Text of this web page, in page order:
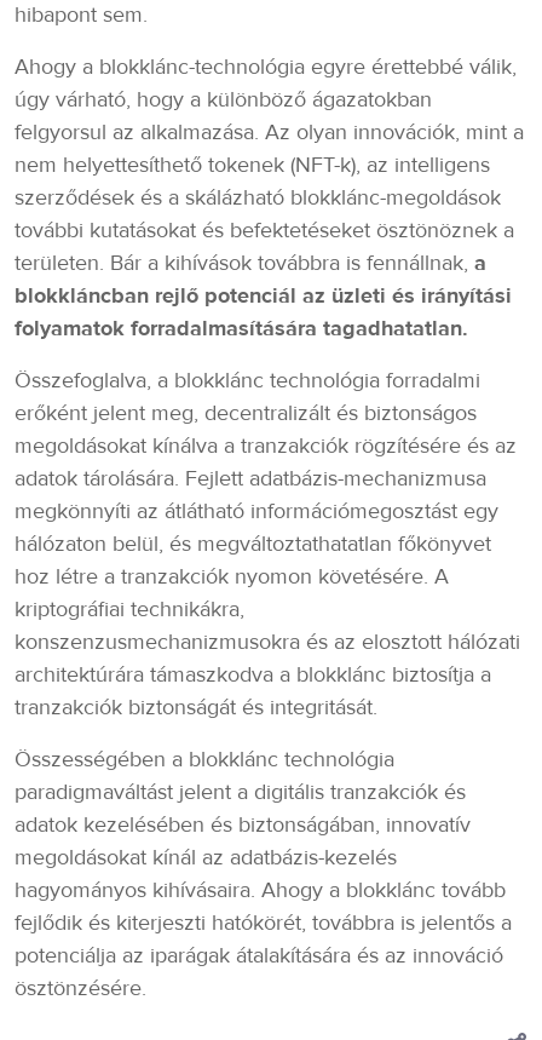
hibapont sem.
Ahogy a blokklánc-technológia egyre érettebbé válik,
úgy várható, hogy a különböző ágazatokban
felgyorsul az alkalmazása. Az olyan innovációk, mint a
nem helyettesíthető tokenek (NFT-k), az intelligens
szerződések és a skálázható blokklánc-megoldások
további kutatásokat és befektetéseket ösztönöznek a
területen. Bár a kihívások továbbra is fennállnak, a
blokkláncban rejlő potenciál az üzleti és irányítási
folyamatok forradalmasítására tagadhatatlan.
Összefoglalva, a blokklánc technológia forradalmi
erőként jelent meg, decentralizált és biztonságos
megoldásokat kínálva a tranzakciók rögzítésére és az
adatok tárolására. Fejlett adatbázis-mechanizmusa
megkönnyíti az átlátható információmegosztást egy
hálózaton belül, és megváltoztathatatlan főkönyvet
hoz létre a tranzakciók nyomon követésére. A
kriptográfiai technikákra,
konszenzusmechanizmusokra és az elosztott hálózati
architektúrára támaszkodva a blokklánc biztosítja a
tranzakciók biztonságát és integritását.
Összességében a blokklánc technológia
paradigmaváltást jelent a digitális tranzakciók és
adatok kezelésében és biztonságában, innovatív
megoldásokat kínál az adatbázis-kezelés
hagyományos kihívásaira. Ahogy a blokklánc tovább
fejlődik és kiterjeszti hatókörét, továbbra is jelentős a
potenciálja az iparágak átalakítására és az innováció
ösztönzésére.